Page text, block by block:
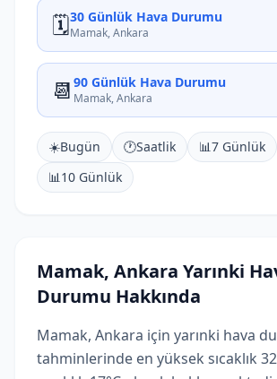
🗓️30 Günlük Hava Durumu
Mamak, Ankara
📆 90 Günlük Hava Durumu
Mamak, Ankara
☀️Bugün 🕐Saatlik 📊7 Günlük
📊10 Günlük
Mamak, Ankara Yarınki
Durumu Hakkında
Mamak, Ankara için yarınki hava
tahminlerinde en yüksek sıcaklık